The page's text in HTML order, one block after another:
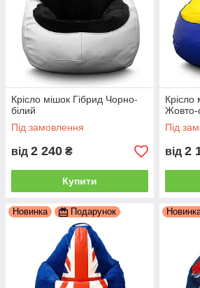
Крісло мішок Гібрид Чорно-
білий
Під замовлення
від 2 240 ₴
Купити
Крісло
Жовто-
Під
від 2
Новинка Подарунок